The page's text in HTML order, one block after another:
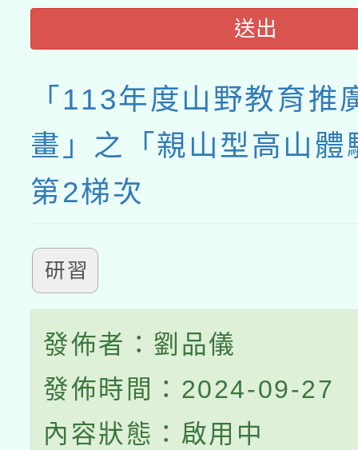
送出
「113年度山野教育推
畫」之「親山型高山體
第2梯次
研習
發佈者：劉品儀
發佈時間：2024-09-27
內容狀態：啟用中